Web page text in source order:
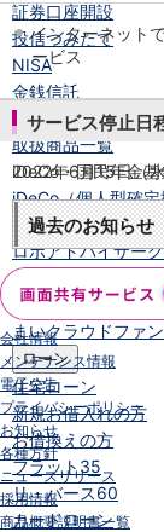
証券口座開設
投信つみたて
NISA
金銭信託
金銭信託のしくみ
取扱商品一覧
iDeCo・国民年金基
iDeCo（個人型確
国民年金基金
ロボアドバイザー
WealthNavi for イ
funds
まいクラウドファ
ローン
住宅ローン
新規お借入れの方
お借換えの方
フラット35
リ・バース60
カードローン
インターネット
ービス
サービス停止日
2022年6月15日（
過去のお知らせ
会社情報
メンテナンス情報
電子公告
プライバシーポリシー
お知らせ
各種方針
ニュースリリース
採用情報
商品概要説明書一覧